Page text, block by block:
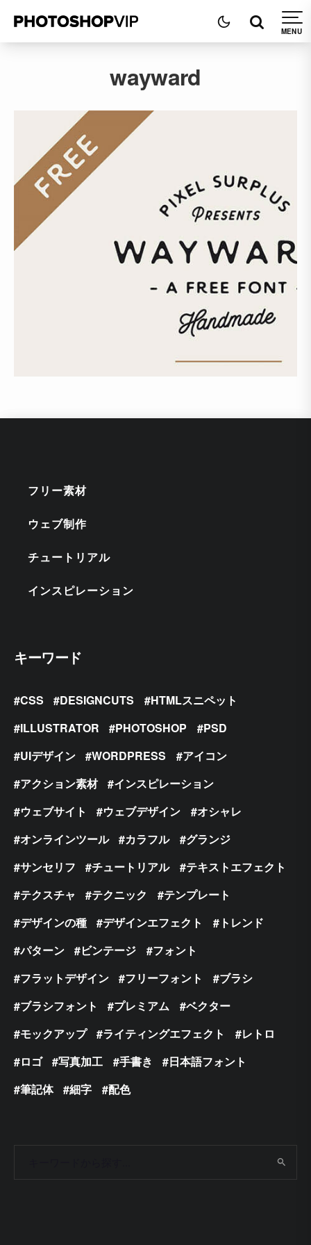
wayward
フリー素材
ウェブ制作
チュートリアル
インスピレーション
キーワード
CSS DESIGNCUTS
HTMLスニペット
ILLUSTRATOR
PHOTOSHOP
PSD
UIデザイン
WORDPRESS
アイコン
アクション素材
インスピレーション
ウェブサイト
ウェブデザイン
オシャレ
オンラインツール
カラフル
グランジ
サンセリフ
チュートリアル
テキストエフェクト
テクスチャ
テクニック
テンプレート
デザインの種
デザインエフェクト
トレンド
パターン
ビンテージ
フォント
フラットデザイン
フリーフォント
ブラシ
ブラシフォント
プレミアム
ベクター
モックアップ
ライティングエフェクト
レトロ
ロゴ
写真加工 手書き
日本語フォント
筆記体
細字 配色